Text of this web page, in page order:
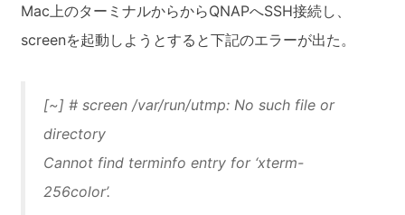
Mac上のターミナルからからQNAPへSSH接続し、
screenを起動しようとすると下記のエラーが出た。
[~] # screen /var/run/utmp: No such file or
directory
Cannot find terminfo entry for ‘xterm-
256color’.